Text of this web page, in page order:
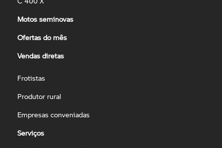
Motos seminovas
Ofertas do mês
Vendas diretas
Frotistas
Produtor rural
Empresas conveniadas
Serviços